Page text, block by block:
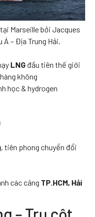
Marseille bởi Jacques
Á – Địa Trung Hải.
LNG đầu tiên thế giới
không
học & hydrogen
, tiên phong chuyển đổi
các cảng TP.HCM, Hải